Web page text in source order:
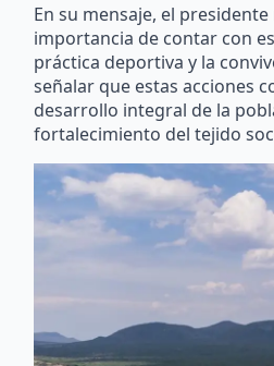
En su mensaje, el
importancia de contar con
práctica deportiva y la
señalar que estas acciones
desarrollo integral de la
fortalecimiento del tejido